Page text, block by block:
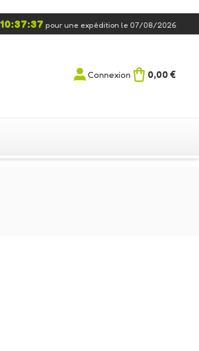
10:37:36 pour une expédition le 07/08/2026
Connexion 0,00 €